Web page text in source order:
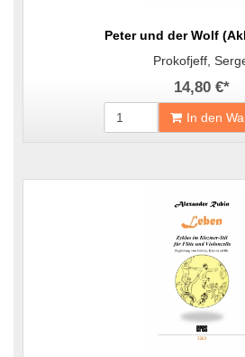
Peter und der Wolf
Prokofjeff,
14,80 €*
In den